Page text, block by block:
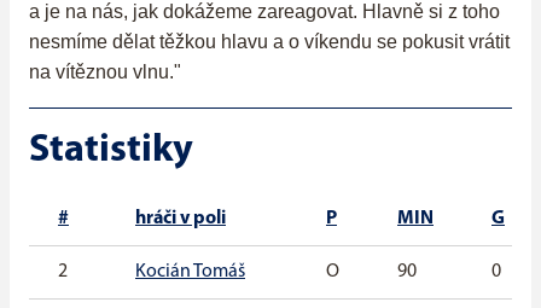
a je na nás, jak dokážeme zareagovat. Hlavně si z toho
nesmíme dělat těžkou hlavu a o víkendu se pokusit vrátit
na vítěznou vlnu."
Statistiky
# hráči v poli P MIN G
2 Kocián Tomáš O 90 0